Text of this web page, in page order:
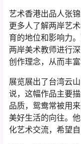
艺术香港出品人张
更多人了解两岸艺
育的地位和影响力
两岸美术教师进行
创作理念，从而丰
展览展出了台湾云
说，这幅作品主要
品质，鸳鸯常被用
美好生活的向往。
化艺术交流，希望